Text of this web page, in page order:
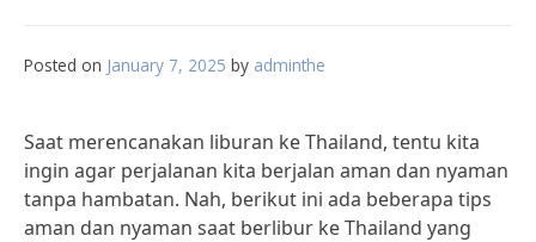
Posted on January 7, 2025 by adminthe
Saat merencanakan liburan ke Thailand, tentu kita
ingin agar perjalanan kita berjalan aman dan nyaman
tanpa hambatan. Nah, berikut ini ada beberapa tips
aman dan nyaman saat berlibur ke Thailand yang